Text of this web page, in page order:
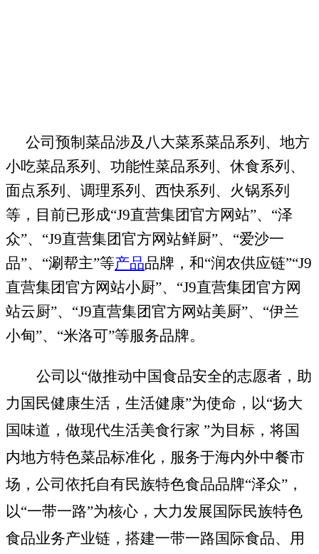
公司预制菜品涉及八大菜系菜品系列 、 地方
小吃菜品系列 、 功能性菜品系列 、 休食系列 、
面点系列 、 调理系列 、西快系列 、 火锅系列
等，目前已形成“J9直营集团官方网站”、“泽
众”、“J9直营集团官方网站鲜厨”、 “爱沙一
品”、 “涮帮主”等产品品牌，和“润农供应链”“J9
直营集团官方网站小厨”、“J9直营集团官方网
站云厨”、“J9直营集团官方网站美厨”、“伊兰
小甸”、“米洛可”等服务品牌。
公司以“做推动中国食品安全的志愿者，助
力国民健康生活，生活健康”为使命， 以“扬大
国味道，做现代生活美食行家 ”为目标，将国
内地方特色菜品标准化，服务于海内外中餐市
场， 公司 依托自有民族特色食品品牌“泽众”，
以“一带一路”为核心，大力发展国际民族特色
食品业务产业链，搭建一带一路国际食品、用